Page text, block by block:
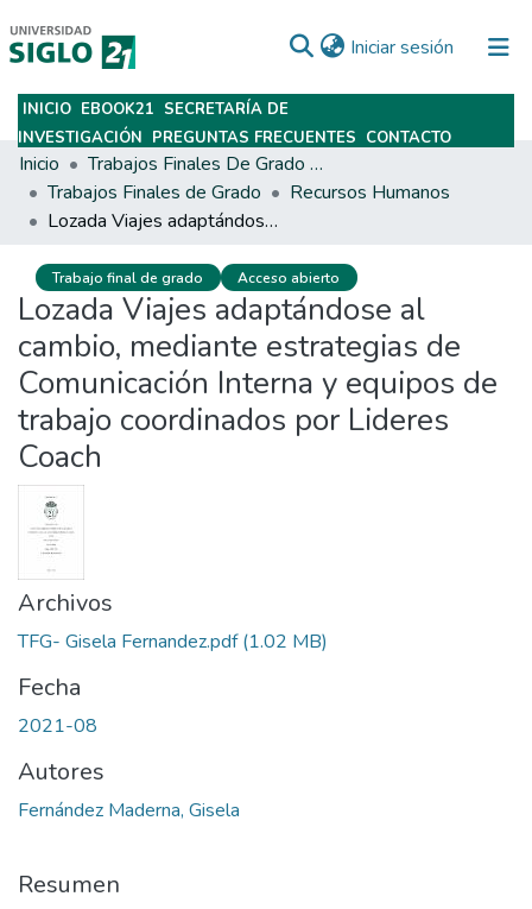
Iniciar sesión (current)
Subir
INICIO EBOOK21 SECRETARÍA DE
INVESTIGACIÓN PREGUNTAS FRECUENTES CONTACTO
Inicio
Trabajos Finales De Grado Y Posgrado
Trabajos Finales de Grado
Recursos Humanos
Lozada Viajes adaptándose al cambio, mediante estrategias de Comunicación Interna y equipos de trabajo coordinados por Lideres Coach
Trabajo final de grado Acceso abierto
Lozada Viajes adaptándose al
cambio, mediante estrategias de
Comunicación Interna y equipos de
trabajo coordinados por Lideres
Coach
Archivos
TFG- Gisela Fernandez.pdf(1.02 MB)
Fecha
2021-08
Autores
Fernández Maderna, Gisela
Resumen